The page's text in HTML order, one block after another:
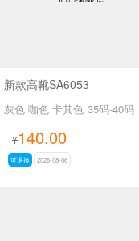
新款高靴SA6053
灰色 咖色 卡其色 35码-40码
¥140.00
可退换 2026-08-06